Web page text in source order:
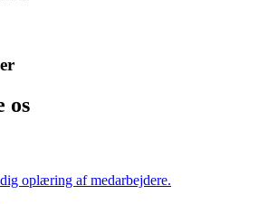
os
oplæring af medarbejdere.